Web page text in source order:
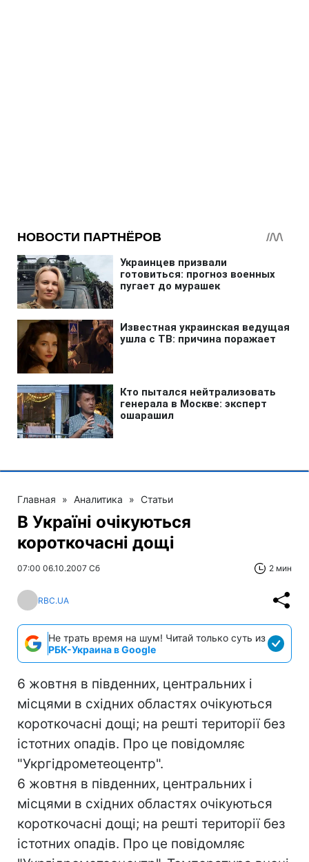
Главная » Аналитика » Статьи
В Україні очікуються
короткочасні дощі
07:00 06.10.2007 Сб 2 мин
RBC.UA
Не трать время на шум! Читай только суть из
РБК-Украина в Google
6 жовтня в південних, центральних і
місцями в східних областях очікуються
короткочасні дощі; на решті території без
істотних опадів. Про це повідомляє
"Укргідрометеоцентр".
6 жовтня в південних, центральних і
місцями в східних областях очікуються
короткочасні дощі; на решті території без
істотних опадів. Про це повідомляє